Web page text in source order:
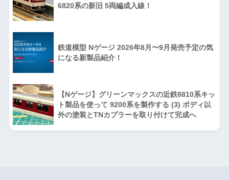
6820系の新旧 5両編成入線！
鉄道模型 Nゲージ 2026年8月〜9月発売予定の気
になる新製品紹介！
【Nゲージ】グリーンマックスの近鉄8810系キッ
ト製品を使って 9200系を製作する (3) ボディ以
外の塗装とTNカプラーを取り付けて完成へ